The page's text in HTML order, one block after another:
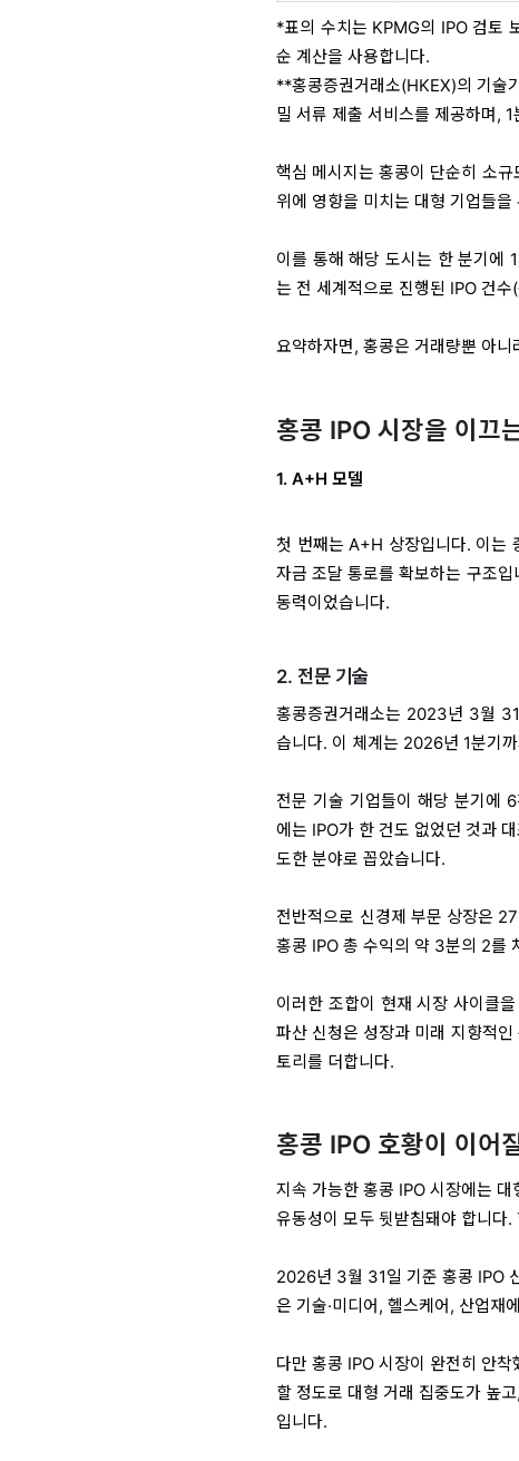
*표의 수치는 KPMG의 IPO 검토
순 계산을 사용합니다.
**홍콩증권거래소(HKEX)의 기술
밀 서류 제출 서비스를 제공하며,
핵심 메시지는 홍콩이 단순히 소
위에 영향을 미치는 대형 기업들을
이를 통해 해당 도시는 한 분기에
는 전 세계적으로 진행된 IPO 건
요약하자면, 홍콩은 거래량뿐 아
홍콩 IPO 시장을 이끄
1. A+H 모델
첫 번째는 A+H 상장입니다. 이는
자금 조달 통로를 확보하는 구조
동력이었습니다.
2. 전문 기술
홍콩증권거래소는 2023년 3월
습니다. 이 체계는 2026년 1분기
전문 기술 기업들이 해당 분기에
에는 IPO가 한 건도 없었던 것과
도한 분야로 꼽았습니다.
전반적으로 신경제 부문 상장은
홍콩 IPO 총 수익의 약 3분의 2를
이러한 조합이 현재 시장 사이클
파산 신청은 성장과 미래 지향적
토리를 더합니다.
홍콩 IPO 호황이 이어
지속 가능한 홍콩 IPO 시장에는
유동성이 모두 뒷받침돼야 합니다
2026년 3월 31일 기준 홍콩 IPO
은 기술·미디어, 헬스케어, 산업재
다만 홍콩 IPO 시장이 완전히 안
할 정도로 대형 거래 집중도가 높
입니다.